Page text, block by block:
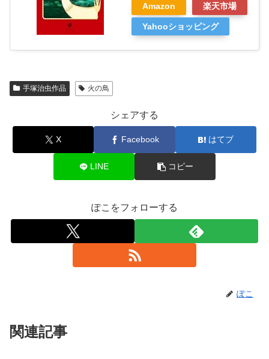
Amazon 楽天市場
Yahooショッピング
手塚治虫作品 火の鳥
シェアする
X Facebook はてブ
LINE コピー
ぽこをフォローする
ぽこ
関連記事